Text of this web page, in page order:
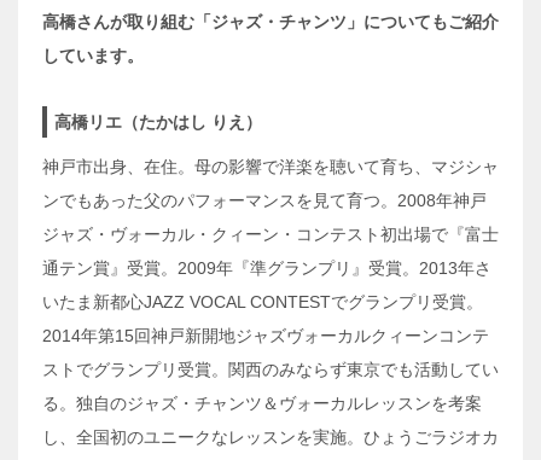
高橋さんが取り組む「ジャズ・チャンツ」についてもご紹介
しています。
高橋リエ（たかはし りえ）
神戸市出身、在住。母の影響で洋楽を聴いて育ち、マジシャ
ンでもあった父のパフォーマンスを見て育つ。2008年神戸
ジャズ・ヴォーカル・クィーン・コンテスト初出場で『富士
通テン賞』受賞。2009年『準グランプリ』受賞。2013年さ
いたま新都心JAZZ VOCAL CONTESTでグランプリ受賞。
2014年第15回神戸新開地ジャズヴォーカルクィーンコンテ
ストでグランプリ受賞。関西のみならず東京でも活動してい
る。独自のジャズ・チャンツ＆ヴォーカルレッスンを考案
し、全国初のユニークなレッスンを実施。ひょうごラジオカ